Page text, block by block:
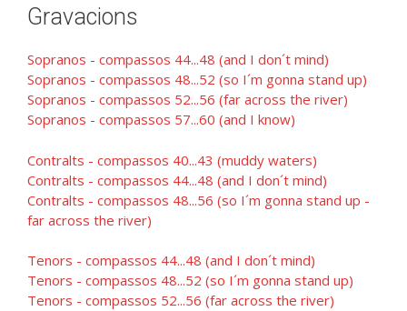
Gravacions
Sopranos - compassos 44...48 (and I don´t mind)
Sopranos - compassos 48...52 (so I´m gonna stand up)
Sopranos - compassos 52...56 (far across the river)
Sopranos - compassos 57...60 (and I know)
Contralts - compassos 40...43 (muddy waters)
Contralts - compassos 44...48 (and I don´t mind)
Contralts - compassos 48...56 (so I´m gonna stand up -
far across the river)
Tenors - compassos 44...48 (and I don´t mind)
Tenors - compassos 48...52 (so I´m gonna stand up)
Tenors - compassos 52...56 (far across the river)